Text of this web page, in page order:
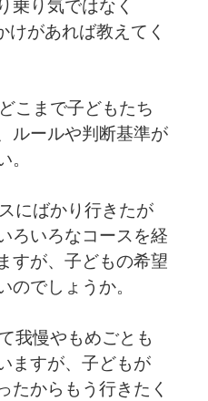
乗り気ではなく
があれば教えてく
こまで子どもたち
ルールや判断基準が
にばかり行きたが
ろいろなコースを経
すが、子どもの希望
のでしょうか。
我慢やもめごとも
ますが、子どもが
たからもう行きたく